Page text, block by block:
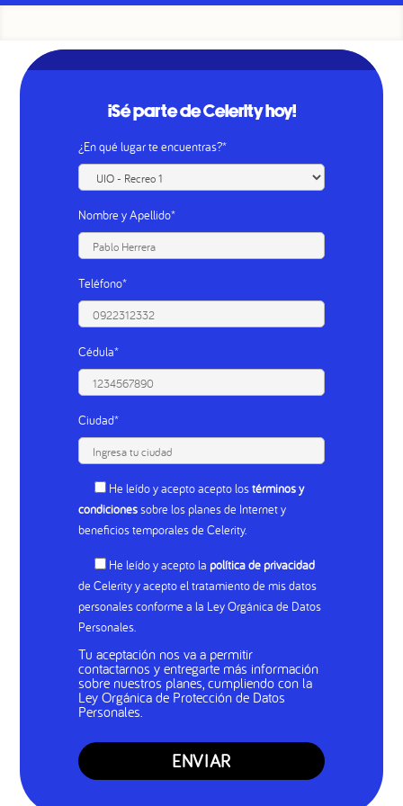
¡Sé parte de Celerity hoy!
¿En qué lugar te encuentras?*
Nombre y Apellido*
Teléfono*
Cédula*
Ciudad*
He leído y aceptoacepto lostérminos y
condicionessobre los planes de Internet y
beneficios temporales de Celerity.
He leído y aceptola política de privacidad
de Celerity y acepto el tratamiento de mis datos
personales conforme a la Ley Orgánica de Datos
Personales.
Tu aceptación nos va a permitir
contactarnos y entregarte más información
sobre nuestros planes, cumpliendo con la
Ley Orgánica de Protección de Datos
Personales.